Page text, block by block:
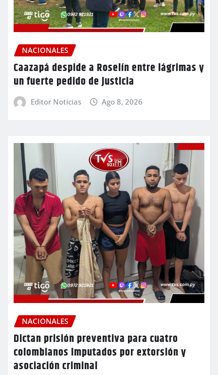
NACIONALES
Caazapá despide a Roselín entre lágrimas y
un fuerte pedido de justicia
Editor Noticias Ago 8, 2026
NACIONALES
Dictan prisión preventiva para cuatro
colombianos imputados por extorsión y
asociación criminal